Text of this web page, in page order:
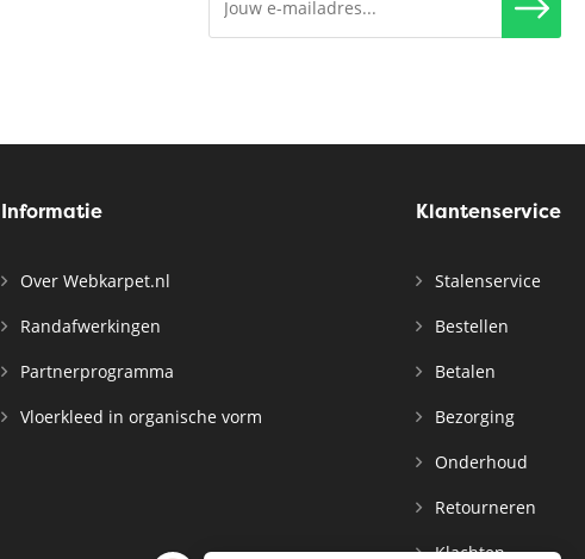
Informatie
Over Webkarpet.nl
Randafwerkingen
Partnerprogramma
Vloerkleed in organische vorm
Klantenservice
Stalenservice
Bestellen
Betalen
Bezorging
Onderhoud
Retourneren
Klachten